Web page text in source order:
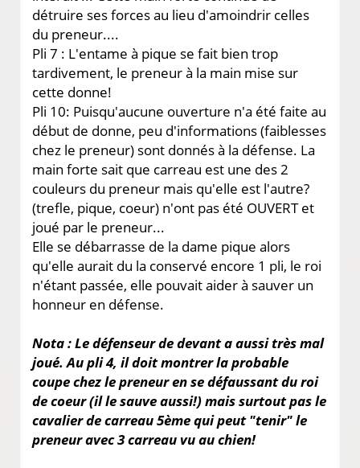
détruire ses forces au lieu d'amoindrir celles
du preneur....
Pli 7 : L'entame à pique se fait bien trop
tardivement, le preneur à la main mise sur
cette donne!
Pli 10: Puisqu'aucune ouverture n'a été faite au
début de donne, peu d'informations (faiblesses
chez le preneur) sont donnés à la défense. La
main forte sait que carreau est une des 2
couleurs du preneur mais qu'elle est l'autre?
(trefle, pique, coeur) n'ont pas été OUVERT et
joué par le preneur...
Elle se débarrasse de la dame pique alors
qu'elle aurait du la conservé encore 1 pli, le roi
n'étant passée, elle pouvait aider à sauver un
honneur en défense.
Nota : Le défenseur de devant a aussi très mal
joué. Au pli 4, il doit montrer la probable
coupe chez le preneur en se défaussant du roi
de coeur (il le sauve aussi!) mais surtout pas le
cavalier de carreau 5ème qui peut "tenir" le
preneur avec 3 carreau vu au chien!